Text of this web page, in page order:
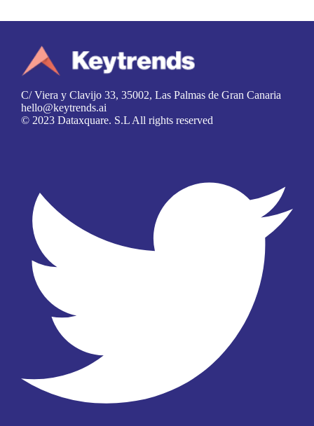
C/ Viera y Clavijo 33, 35002, Las Palmas de Gran Canaria
hello@keytrends.ai
© 2023 Dataxquare. S.L All rights reserved